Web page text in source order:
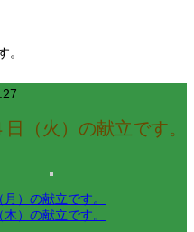
。
日（火）の献立です。
）の献立です。
）の献立です。